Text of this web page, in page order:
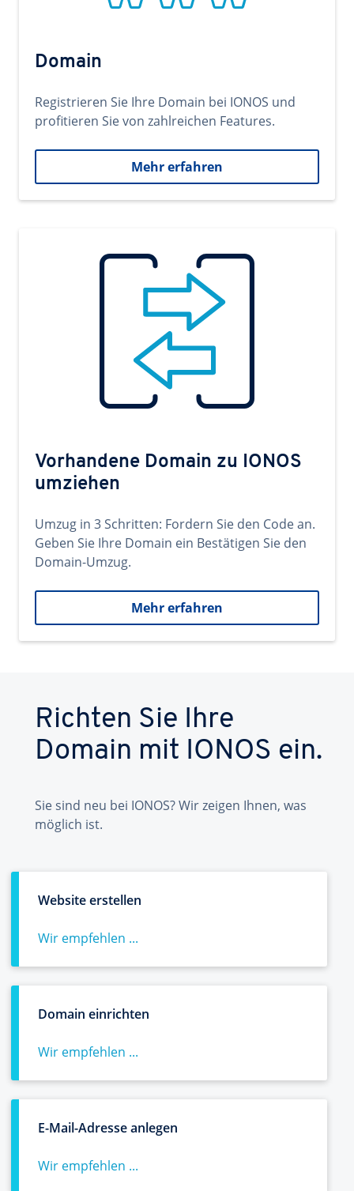
Domain
Registrieren Sie Ihre Domain bei IONOS und
profitieren Sie von zahlreichen Features.
Mehr erfahren
Vorhandene Domain zu IONOS
umziehen
Umzug in 3 Schritten: Fordern Sie den Code an.
Geben Sie Ihre Domain ein Bestätigen Sie den
Domain-Umzug.
Mehr erfahren
Richten Sie Ihre
Domain mit IONOS ein.
Sie sind neu bei IONOS? Wir zeigen Ihnen, was
möglich ist.
Website erstellen
Wir empfehlen ...
Domain einrichten
Wir empfehlen ...
E-Mail-Adresse anlegen
Wir empfehlen ...